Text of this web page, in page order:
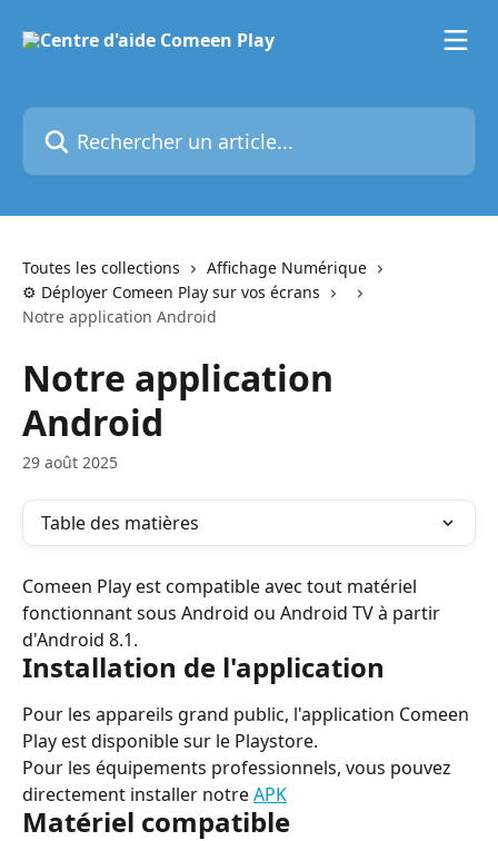
Rechercher un article...
Toutes les collections
Affichage Numérique
⚙️ Déployer Comeen Play sur vos écrans
Notre application Android
Notre application
Android
29 août 2025
Table des matières
Comeen Play est compatible avec tout matériel
fonctionnant sous Android ou Android TV à partir
d'Android 8.1.
Installation de l'application
Pour les appareils grand public, l'application Comeen
Play est disponible sur le Playstore.
Pour les équipements professionnels, vous pouvez
directement installer notre APK
Matériel compatible